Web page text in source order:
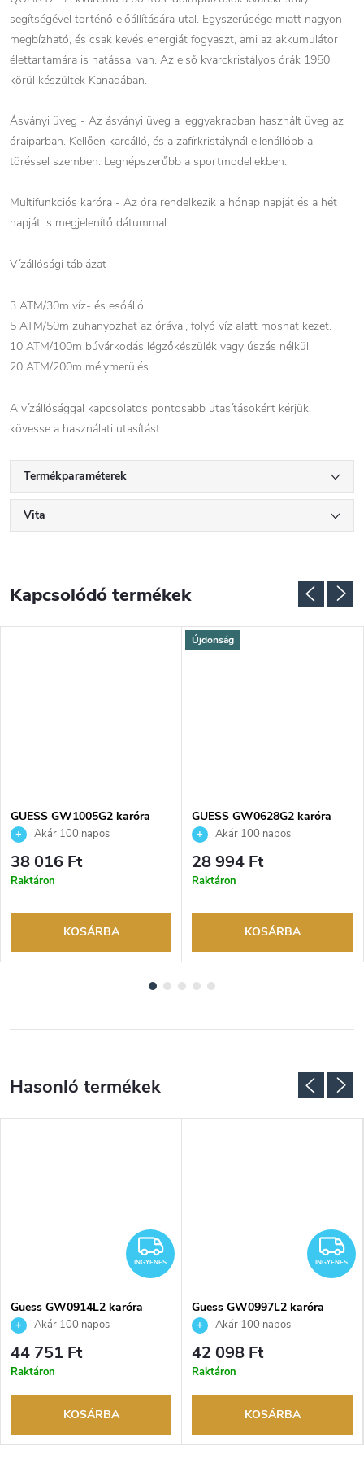
segítségével történő előállítására utal. Egyszerűsége miatt nagyon
megbízható, és csak kevés energiát fogyaszt, ami az akkumulátor
élettartamára is hatással van. Az első kvarckristályos órák 1950
körül készültek Kanadában.
Ásványi üveg - Az ásványi üveg a leggyakrabban használt üveg az
óraiparban. Kellően karcálló, és a zafírkristálynál ellenállóbb a
töréssel szemben. Legnépszerűbb a sportmodellekben.
Multifunkciós karóra - Az óra rendelkezik a hónap napját és a hét
napját is megjelenítő dátummal.
Vízállósági táblázat
3 ATM/30m víz- és esőálló
5 ATM/50m zuhanyozhat az órával, folyó víz alatt moshat kezet.
10 ATM/100m búvárkodás légzőkészülék vagy úszás nélkül
20 ATM/200m mélymerülés
A vízállósággal kapcsolatos pontosabb utasításokért kérjük,
kövesse a használati utasítást.
Termékparaméterek
Vita
Kapcsolódó termékek
GUESS GW1005G2 karóra
Akár 100 napos
visszaküldési lehetőség. Hivatalos
márkakereskedő.
38 016 Ft
Raktáron
KOSÁRBA
Újdonság
GUESS GW0628G2 karóra
Akár 100 napos
visszaküldési lehetőség. Hivatalos
márkakereskedő.
28 994 Ft
Raktáron
KOSÁRBA
INGYENES
INGYENES
Guess GW0914L2 karóra
Akár 100 napos
visszaküldési lehetőség. Hivatalos
márkakereskedő.
44 751 Ft
Raktáron
KOSÁRBA
INGYENES
Guess GW0997L2 karóra
Akár 100 napos
visszaküldési lehetőség. Hivatalos
márkakereskedő.
42 098 Ft
Raktáron
KOSÁRBA